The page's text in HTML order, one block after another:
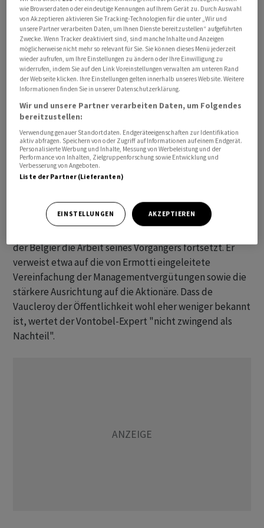
definitiv, teilte Swiss Re am Mittwoch mit.
Der 1961 geborene Belgier verfügt der Mitteilung
zufolge über mehr als 30 Jahre Erfahrung in der
Versicherungsbranche. Seit 2017 sitzt er im
Verwaltungsrat von Swiss Re und ist in verschiedenen
Führungspositionen beim Rückversicherer tätig.
Das Echo der Analysten auf die Neuigkeit ist
grundsätzlich positiv, wenn auch nicht gerade
euphorisch. Die Spekulationen um einen Ermotti-
Nachfolger bei Swiss Re hätte nun ein Ende genommen
Kontinuität sicher, heisst es im Kommentar der ZKB.
der Belgier die Arbeit seines Vorgängers fortsetzt. Er
verweist etwa auf die von Ermotti eingeleitete
Vereinfachung der Managementvergütungen sowie die
stärkere Ausrichtung auf die Aktionäre. Dass de
Vaucleroy der Öffentlichkeit wohl eher weniger bekannt
ist, wertet der Vontobel-Expert "nicht zwingend als
Nachteil".
wie Browserdaten oder eindeutige Kennungen auf Ihrem Gerät zu. Durch Auswahl
von Akzeptieren aktivieren Sie Tracking-Technologien für die unter „Wir und
unsere Partner verarbeiten Daten, um Ihnen Dienste bereitzustellen“ aufgeführten
Zwecke. Wenn Tracker deaktiviert sind, sind manche Inhalte und Anzeigen
möglicherweise nicht mehr so relevant für Sie. Sie können dieses Menü jederzeit
wieder aufrufen, um Ihre Einstellungen zu ändern oder Ihre Einwilligung zu
widerrufen, indem Sie auf den Link Voreinstellungen verwalten am unteren Rand
der Webseite klicken. Ihre Einstellungen gelten innerhalb unseres Website. Weitere
Informationen finden Sie in unserer Datenschutzerklärung.
Wir und unsere Partner verarbeiten Daten, um Folgendes
bereitzustellen:
Verwendung genauer Standortdaten. Endgeräteeigenschaften zur Identifikation
aktiv abfragen. Speichern von oder Zugriff auf Informationen auf einem Endgerät.
Personalisierte Werbung und Inhalte, Messung von Werbeleistung und der
Performance von Inhalten, Zielgruppenforschung sowie Entwicklung und
Verbesserung von Angeboten.
Liste der Partner (Lieferanten)
EINSTELLUNGEN AKZEPTIEREN